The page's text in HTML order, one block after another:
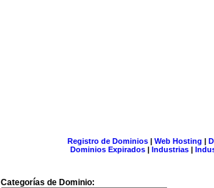
Registro de Dominios| Web Hosting |
Dominios Expirados | Industrias |
Categorías de Dominio: